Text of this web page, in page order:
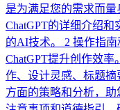
是为满足您的需求而
ChatGPT的详细介绍
的AI技术。 2 操作指
ChatGPT提升创作效
作、设计灵感、标题
方面的策略和分析，助